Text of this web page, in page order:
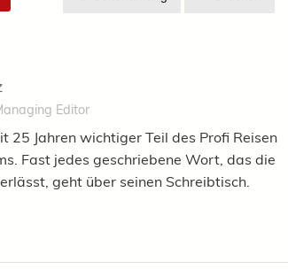
Editor
25 Jahren wichtiger Teil des Profi Reisen
Fast jedes geschriebene Wort, das die
geht über seinen Schreibtisch.